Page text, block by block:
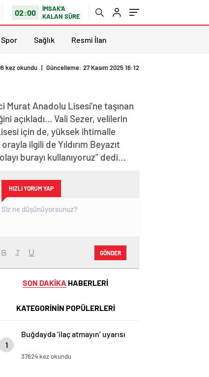
02:00
İMSAK'A
KALAN SÜRE
Spor Sağlık Resmi İlan
kez okundu | Güncelleme: 27 Kasım 2025 16:12
Murat Anadolu Lisesi’ne taşınan
açıkladı… Vali Sezer, velilerin
için de, yüksek ihtimalle
ilgili de Yıldırım Beyazıt
burayı kullanıyoruz” dedi…
HIZLI YORUM YAP
GÖNDER
SON DAKİKA HABERLERİ
KATEGORİNİN POPÜLERLERİ
1
Buğdayda ‘ilaç atmayın’ uyarısı
37624 kez okundu